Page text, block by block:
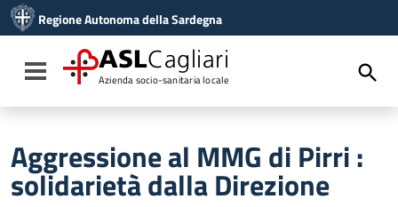
Vai al menu di navigazione
Vai al footer
Regione Autonoma della Sardegna
Toggle navigation
ASLCagliari
Azienda socio-sanitaria locale
Aggressione al MMG di Pirri :
solidarietà dalla Direzione